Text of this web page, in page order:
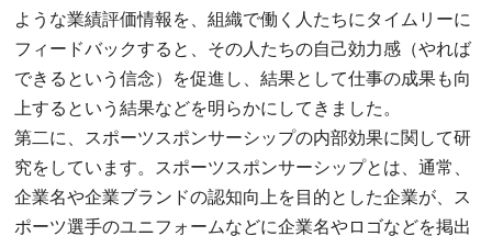
ような業績評価情報を、組織で働く人たちにタイムリーに
フィードバックすると、その人たちの自己効力感（やれば
できるという信念）を促進し、結果として仕事の成果も向
上するという結果などを明らかにしてきました。
第二に、スポーツスポンサーシップの内部効果に関して研
究をしています。スポーツスポンサーシップとは、通常、
企業名や企業ブランドの認知向上を目的とした企業が、ス
ポーツ選手のユニフォームなどに企業名やロゴなどを掲出